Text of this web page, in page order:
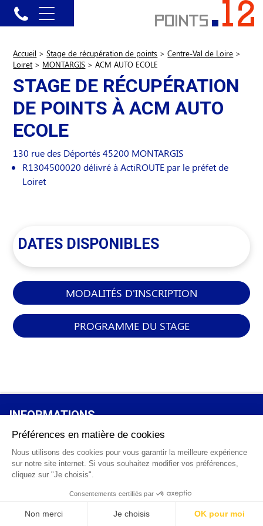
Accueil > Stage de récupération de points > Centre-Val de Loire >
Loiret > MONTARGIS > ACM AUTO ECOLE
STAGE DE RÉCUPÉRATION
DE POINTS À ACM AUTO
ECOLE
130 rue des Déportés 45200 MONTARGIS
R1304500020 délivré à ActiROUTE par le préfet de
Loiret
DATES DISPONIBLES
MODALITÉS D'INSCRIPTION
PROGRAMME DU STAGE
INFORMATIONS
GÉNÉRALES
Qui sommes-nous ?
FAQ
CGV
Mentions légales
0 820 25 02 38
info@points12.fr